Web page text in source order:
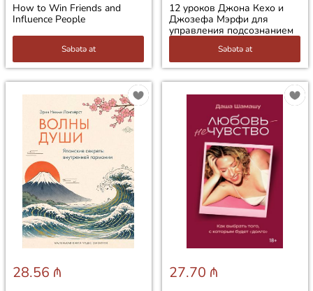
How to Win Friends and
Influence People
Səbətə at
12 уроков Джона Кехо и
Джозефа Мэрфи для
управления подсознанием
Səbətə at
28.56 ₼ 27.70 ₼